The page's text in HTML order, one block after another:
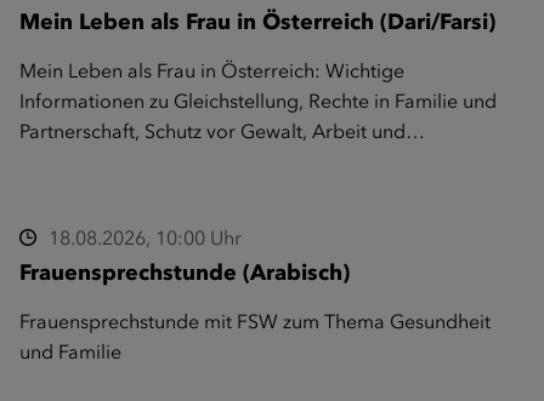
Mein Leben als Frau in Österreich (Dari/Farsi)
Mein Leben als Frau in Österreich: Wichtige
Informationen zu Gleichstellung, Rechte in Familie und
Partnerschaft, Schutz vor Gewalt, Arbeit und…
18.08.2026, 10:00 Uhr
Frauensprechstunde (Arabisch)
Frauensprechstunde mit FSW zum Thema Gesundheit
und Familie